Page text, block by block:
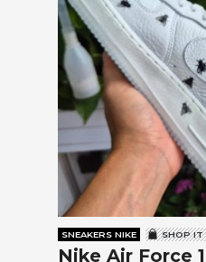
SNEAKERS NIKE SHOP IT
Nike Air Force